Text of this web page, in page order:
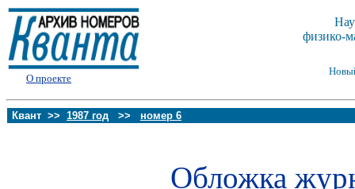
О проекте
физико-
Квант >> 1987 год >> номер 6
Обложка